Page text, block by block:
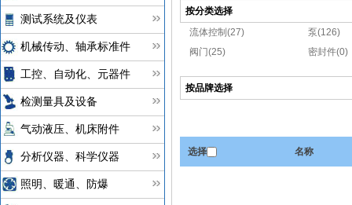
测试系统及仪表
机械传动、轴承标准件
工控、自动化、元器件
检测量具及设备
气动液压、机床附件
分析仪器、科学仪器
照明、暖通、防爆
按分类选择
流体控制(27)
泵(126)
阀门(25)
密封件(0)
按品牌选择
选择 名称